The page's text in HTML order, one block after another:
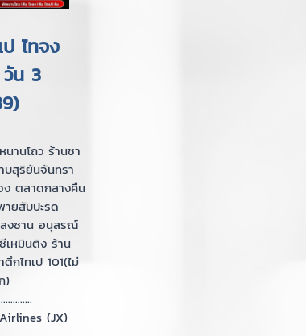
ป ไทจง
น 3
นานโถว ร้านชา
บสุริยันจันทรา
ง ตลาดกลางคืน
ายสับปะรด
งซาน อนุสรณ์
เหมินติง ร้าน
กไทเป 101(ไม่
)
(JX)